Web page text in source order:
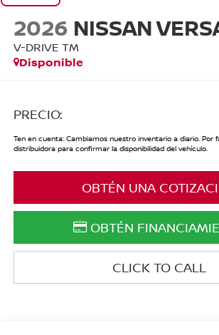
2026 NISSAN
V-DRIVE TM
Disponible
PRECIO:
Ten en cuenta: Cambiamos nuestro inventario a diario. Por
distribuidora para confirmar la disponibilidad del vehículo.
OBTÉN UNA
OBTÉN
CLICK TO CALL